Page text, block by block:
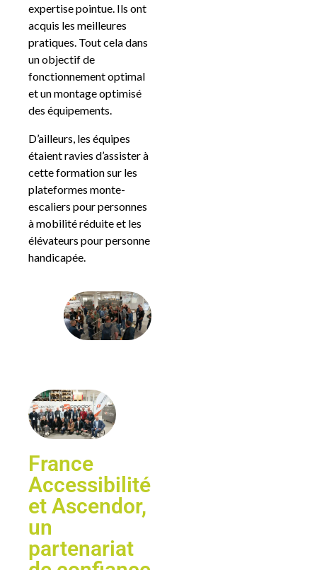
expertise pointue. Ils ont
acquis les meilleures
pratiques. Tout cela dans
un objectif de
fonctionnement optimal
et un montage optimisé
des équipements.
D’ailleurs, les équipes
étaient ravies d’assister à
cette formation sur les
plateformes monte-
escaliers pour personnes
à mobilité réduite et les
élévateurs pour personne
handicapée.
France
Accessibilité
et Ascendor,
un
partenariat